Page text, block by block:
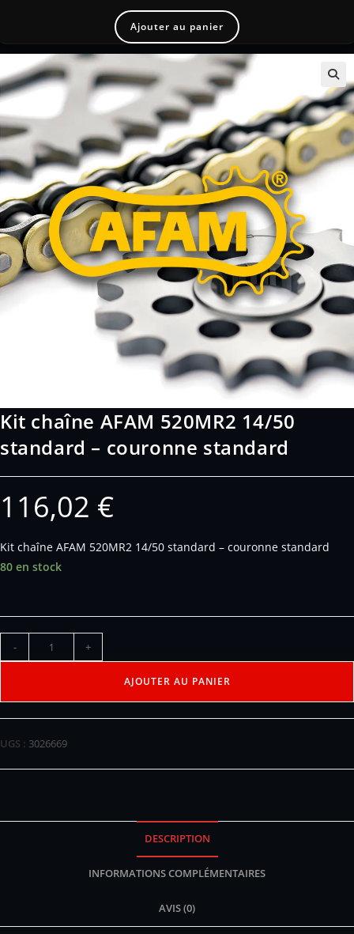
Ajouter au panier
🔍
Kit chaîne AFAM 520MR2 14/50
standard – couronne standard
116,02 €
Kit chaîne AFAM 520MR2 14/50 standard – couronne standard
80 en stock
- +
AJOUTER AU PANIER
UGS : 3026669
DESCRIPTION
INFORMATIONS COMPLÉMENTAIRES
AVIS (0)